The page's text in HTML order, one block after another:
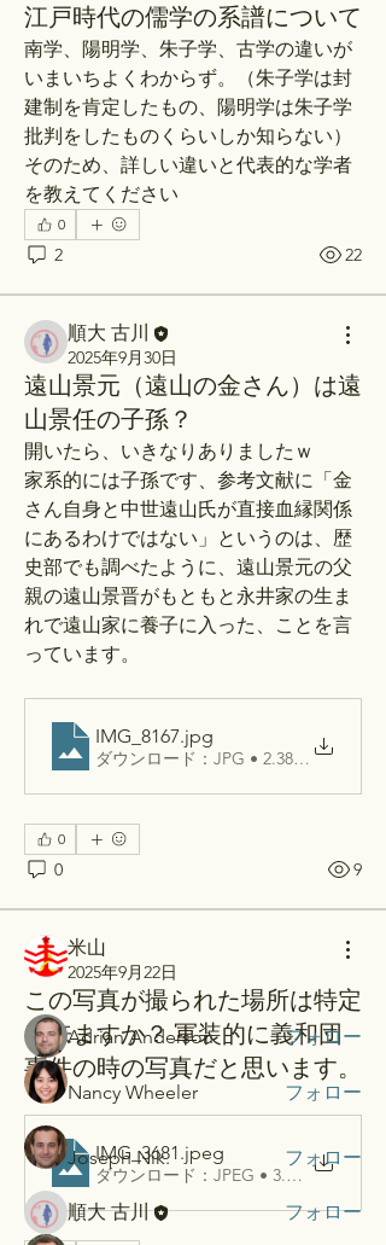
江戸時代の儒学の系譜について
南学、陽明学、朱子学、古学の違いが
いまいちよくわからず。（朱子学は封
建制を肯定したもの、陽明学は朱子学
批判をしたものくらいしか知らない）
そのため、詳しい違いと代表的な学者
を教えてください
0
2 22
順大 古川
2025年9月30日
遠山景元（遠山の金さん）は遠
山景任の子孫？
開いたら、いきなりありましたｗ
家系的には子孫です、参考文献に「金
さん自身と中世遠山氏が直接血縁関係
にあるわけではない」というのは、歴
史部でも調べたように、遠山景元の父
親の遠山景晋がもともと永井家の生ま
れで遠山家に養子に入った、ことを言
っています。
IMG_8167.jpg
ダウンロード：JPG • 2.38MB
0
0 9
米山
2025年9月22日
この写真が撮られた場所は特定
出来ますか？ 軍装的に義和団
事件の時の写真だと思います。
IMG_3681.jpeg
ダウンロード：JPEG • 3.63MB
グループについて
メンバー
Adrian Anderson
フォロー
Nancy Wheeler フォロー
Joseph Nik. フォロー
順大 古川 フォロー